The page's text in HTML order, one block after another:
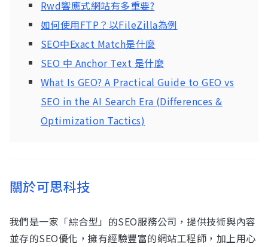
Rwd響應式網站有多重要?
如何使用FTP？以FileZilla為例
SEO中Exact Match是什麼
SEO 中 Anchor Text 是什麼
What Is GEO? A Practical Guide to GEO vs
SEO in the AI Search Era (Differences &
Optimization Tactics)
關於可思科技
我們是一家「綜合型」的SEO服務公司，提供技術與內容
並存的SEO優化，擁有經驗豐富的網站工程師，加上用心